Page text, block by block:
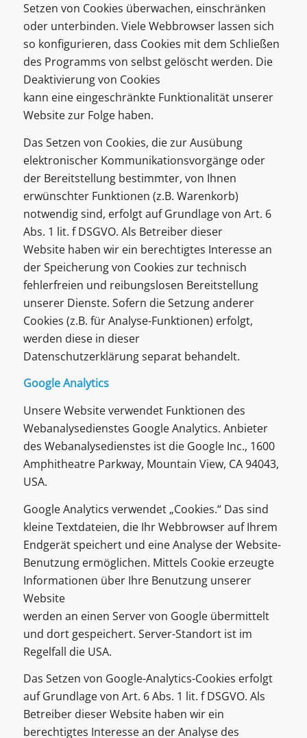
Setzen von Cookies überwachen, einschränken
oder unterbinden. Viele Webbrowser lassen sich
so konfigurieren, dass Cookies mit dem Schließen
des Programms von selbst gelöscht werden. Die
Deaktivierung von Cookies
kann eine eingeschränkte Funktionalität unserer
Website zur Folge haben.
Das Setzen von Cookies, die zur Ausübung
elektronischer Kommunikationsvorgänge oder
der Bereitstellung bestimmter, von Ihnen
erwünschter Funktionen (z.B. Warenkorb)
notwendig sind, erfolgt auf Grundlage von Art. 6
Abs. 1 lit. f DSGVO. Als Betreiber dieser
Website haben wir ein berechtigtes Interesse an
der Speicherung von Cookies zur technisch
fehlerfreien und reibungslosen Bereitstellung
unserer Dienste. Sofern die Setzung anderer
Cookies (z.B. für Analyse-Funktionen) erfolgt,
werden diese in dieser
Datenschutzerklärung separat behandelt.
Google Analytics
Unsere Website verwendet Funktionen des
Webanalysedienstes Google Analytics. Anbieter
des Webanalysedienstes ist die Google Inc., 1600
Amphitheatre Parkway, Mountain View, CA 94043,
USA.
Google Analytics verwendet „Cookies.“ Das sind
kleine Textdateien, die Ihr Webbrowser auf Ihrem
Endgerät speichert und eine Analyse der Website-
Benutzung ermöglichen. Mittels Cookie erzeugte
Informationen über Ihre Benutzung unserer
Website
werden an einen Server von Google übermittelt
und dort gespeichert. Server-Standort ist im
Regelfall die USA.
Das Setzen von Google-Analytics-Cookies erfolgt
auf Grundlage von Art. 6 Abs. 1 lit. f DSGVO. Als
Betreiber dieser Website haben wir ein
berechtigtes Interesse an der Analyse des